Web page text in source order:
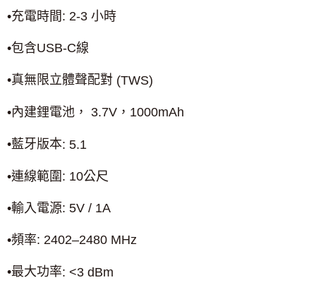
•充電時間: 2-3 小時
•包含USB-C線
•真無限立體聲配對 (TWS)
•內建鋰電池， 3.7V ， 1000mAh
•藍牙版本: 5.1
•連線範圍 : 10公尺
•輸入電源: 5V / 1A
•頻率: 2402–2480 MHz
•最大功率: <3 dBm